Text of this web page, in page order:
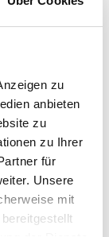
zu
anbieten
zu
zu Ihrer
für
Unsere
mit